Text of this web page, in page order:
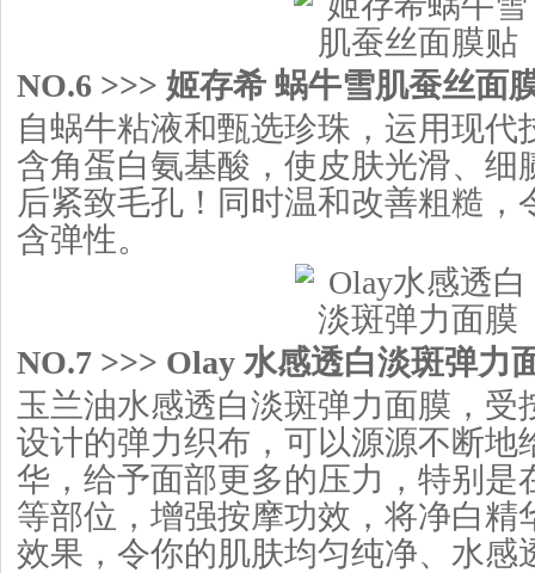
NO.6 >>> 姬存希 蜗牛雪肌蚕丝面
自蜗牛粘液和甄选珍珠，运用现代
含角蛋白氨基酸，使皮肤光滑、细
后紧致毛孔！同时温和改善粗糙，
含弹性。
NO.7 >>> Olay 水感透白淡斑弹力
玉兰油水感透白淡斑弹力面膜，受
设计的弹力织布，可以源源不断地
华，给予面部更多的压力，特别是
等部位，增强按摩功效，将净白精
效果，令你的肌肤均匀纯净、水感